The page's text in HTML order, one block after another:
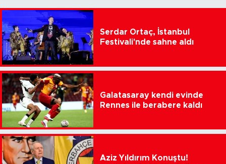
Serdar Ortaç, İstanbul
Festivali'nde sahne aldı
Galatasaray kendi evinde
Rennes ile berabere kaldı
Aziz Yıldırım Konuştu!